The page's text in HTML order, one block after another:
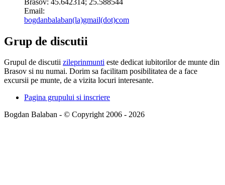
Email:
bogdanbalaban(la)gmail(dot)com
Grup de discutii
Grupul de discutii zileprinmunti este dedicat iubitorilor de munte din
Brasov si nu numai. Dorim sa facilitam posibilitatea de a face
excursii pe munte, de a vizita locuri interesante.
Pagina grupului si inscriere
Bogdan Balaban - © Copyright 2006 - 2026